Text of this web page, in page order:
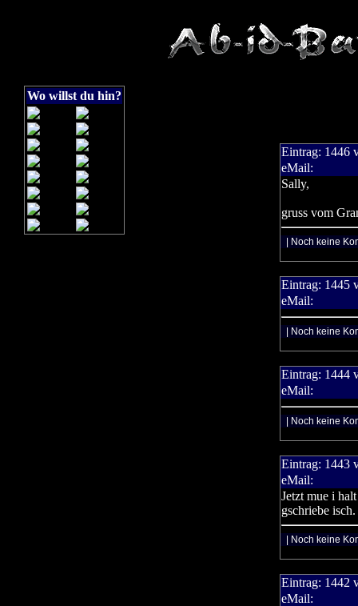
Wo willst du hin?
Eintrag: 1446
eMail:
Sally,
gruss vom
| Noch keine
Eintrag: 1445
eMail:
| Noch keine
Eintrag: 1444
eMail:
| Noch keine
Eintrag: 1443
eMail:
Jetzt mue i
gschriebe isch.
| Noch keine
Eintrag: 1442
eMail: